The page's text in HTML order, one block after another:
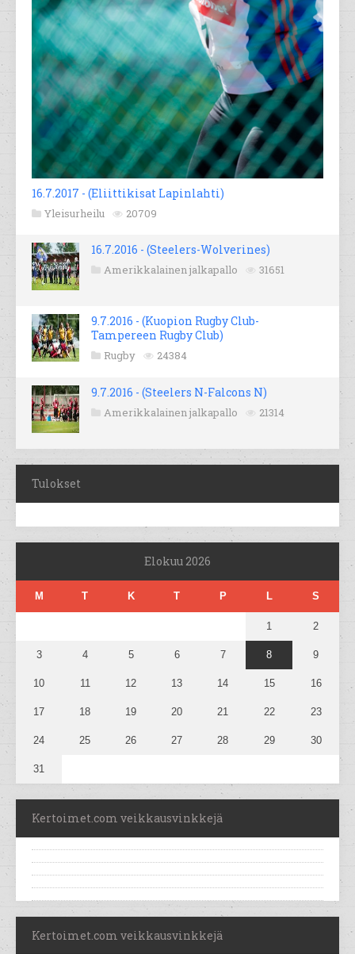
16.7.2017 - (Eliittikisat Lapinlahti)
Yleisurheilu 20709
16.7.2016 - (Steelers-Wolverines)
Amerikkalainen jalkapallo 31651
9.7.2016 - (Kuopion Rugby Club-
Tampereen Rugby Club)
Rugby 24384
9.7.2016 - (Steelers N-Falcons N)
Amerikkalainen jalkapallo 21314
Tulokset
Elokuu 2026
M T K T P L S
1 2
3 4 5 6 7 8 9
10 11 12 13 14 15 16
17 18 19 20 21 22 23
24 25 26 27 28 29 30
31
Kertoimet.com veikkausvinkkejä
Kertoimet.com veikkausvinkkejä